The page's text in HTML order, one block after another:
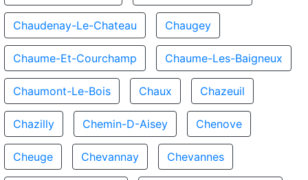
Chaudenay-Le-Chateau Chaugey
Chaume-Et-Courchamp Chaume-Les-Baigneux
Chaumont-Le-Bois Chaux Chazeuil
Chazilly Chemin-D-Aisey Chenove
Cheuge Chevannay Chevannes